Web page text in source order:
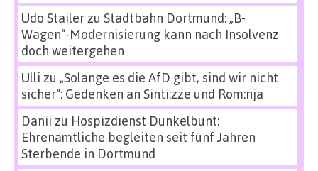
Udo Stailerzu Stadtbahn Dortmund: „B-
Wagen“-Modernisierung kann nach Insolvenz
doch weitergehen
Ulli zu „Solange es die AfD gibt, sind wir nicht
sicher“: Gedenken an Sinti:zze und Rom:nja
Danii zu Hospizdienst Dunkelbunt:
Ehrenamtliche begleiten seit fünf Jahren
Sterbende in Dortmund